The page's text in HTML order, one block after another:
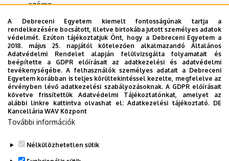
száma.
A kurzusokra a Neptun tanulmányi rendszerben kell
regisztrálni, a teljesítést az adott kurzus oktatója szintén a
Neptun rendszerben igazolja.
FONTOS: Az egyes szekciók, doktori programok a képzési
tervben kötelező, kötelezően választandó tárgyakat
írhatnak elő.
A Debreceni Egyetem kiemelt fontosságúnak tartja a
rendelkezésére bocsátott, illetve birtokába jutott személyes adatok
védelmét. Ezúton tájékoztatjuk Önt, hogy a Debreceni Egyetem a
2018. május 25. napjától kötelezően alkalmazandó Általános
Adatvédelmi Rendelet alapján felülvizsgálta folyamatait és
beépítette a GDPR előírásait az adatkezelési és adatvédelmi
tevékenységébe. A felhasználók személyes adatait a Debreceni
Egyetem korábban is teljes körültekintéssel kezelte, megfelelve az
érvényben lévő adatkezelési szabályozásoknak. A GDPR előírásait
követve frissítettük Adatvédelmi Tájékoztatónkat, amelyet az
alábbi linkre kattintva olvashat el:Adatkezelési tájékoztató. DE
Kancellária WAV Központ
További információk
Nélkülözhetetlen sütik